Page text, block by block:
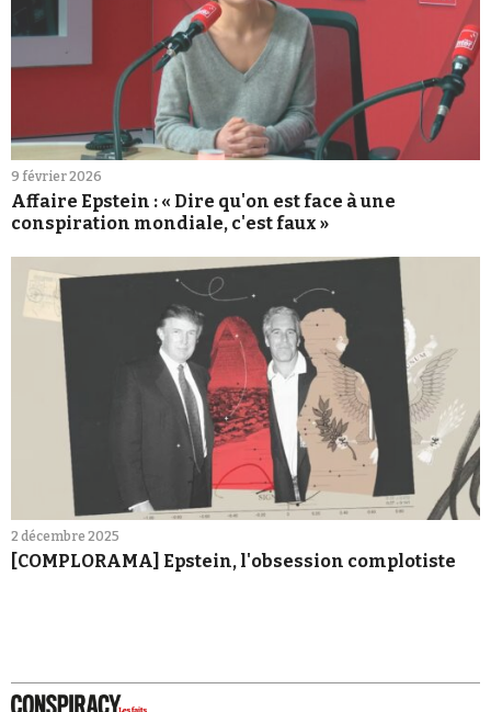
9 février 2026
Affaire Epstein : « Dire qu'on est face à une
conspiration mondiale, c'est faux »
2 décembre 2025
[COMPLORAMA] Epstein, l'obsession complotiste